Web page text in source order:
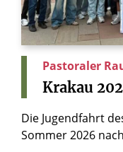
Pastoraler
Krakau
Die Jugendfahrt
Sommer 2026